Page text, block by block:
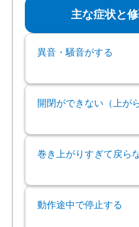
主な症状と
異音・騒音がする
開閉ができない（上が
巻き上がりすぎて戻ら
動作途中で停止する